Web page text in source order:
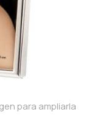
para ampliarla